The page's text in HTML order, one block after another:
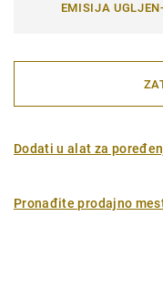
EMISIJA
Dodati u alat za
Pronađite prodajno